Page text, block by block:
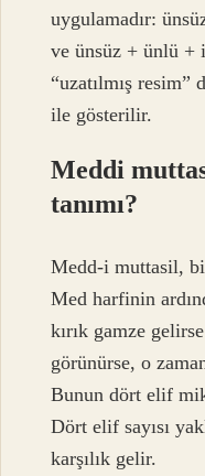
uygulamadır:
ve ünsüz + ünlü +
“uzatılmış
ile gösterilir.
Meddi
tanımı?
Medd-i muttasil,
Med harfinin
kırık gamze
görünürse, o
Bunun dört elif
Dört elif sayısı
karşılık gelir.